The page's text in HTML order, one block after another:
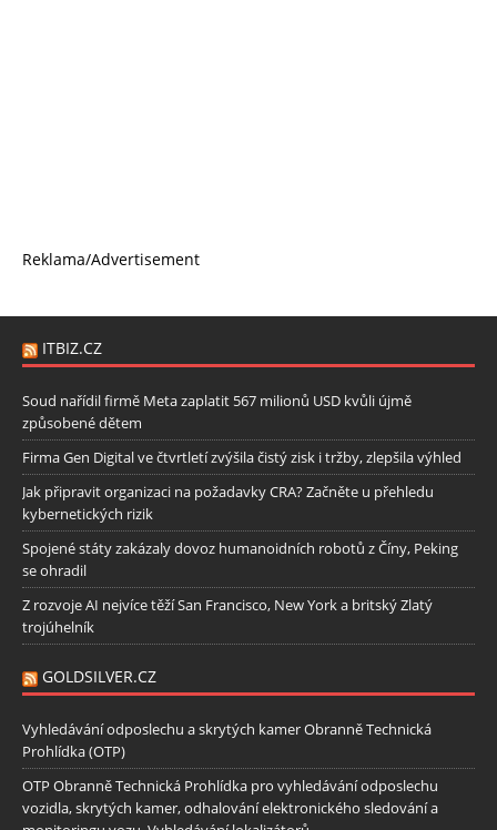
Reklama/Advertisement
ITBIZ.CZ
Soud nařídil firmě Meta zaplatit 567 milionů USD kvůli újmě
způsobené dětem
Firma Gen Digital ve čtvrtletí zvýšila čistý zisk i tržby, zlepšila výhled
Jak připravit organizaci na požadavky CRA? Začněte u přehledu
kybernetických rizik
Spojené státy zakázaly dovoz humanoidních robotů z Číny, Peking
se ohradil
Z rozvoje AI nejvíce těží San Francisco, New York a britský Zlatý
trojúhelník
GOLDSILVER.CZ
Vyhledávání odposlechu a skrytých kamer Obranně Technická
Prohlídka (OTP)
OTP Obranně Technická Prohlídka pro vyhledávání odposlechu
vozidla, skrytých kamer, odhalování elektronického sledování a